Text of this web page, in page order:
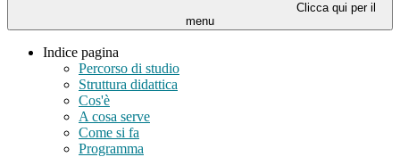
Clicca qui per il
menu
Indice pagina
Percorso di studio
Struttura didattica
Cos'è
A cosa serve
Come si fa
Programma